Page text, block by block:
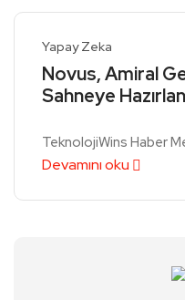
Yapay Zeka
Novus, Amiral
Sahneye
TeknolojiWins Haber
Devamını oku